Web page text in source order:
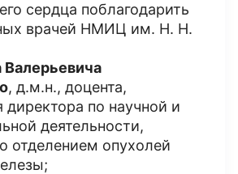
сердца поблагодарить
врачей НМИЦ им. Н. Н.
, д.м.н., доцента,
директора по научной и
деятельности,
отделением опухолей